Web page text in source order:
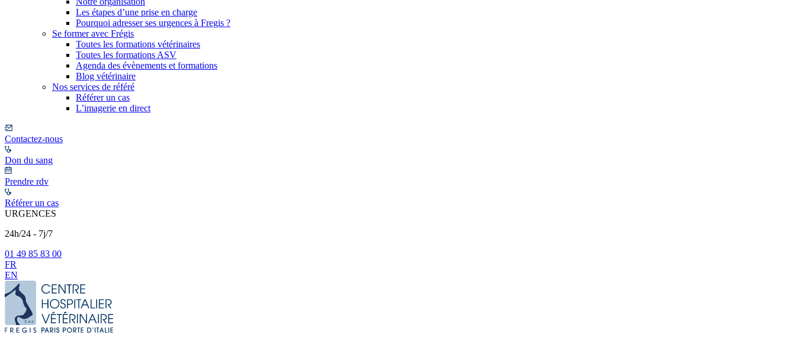
Les étapes d’une prise en charge
Pourquoi adresser ses urgences à Fregis ?
Se former avec Frégis
Toutes les formations vétérinaires
Toutes les formations ASV
Agenda des évènements et formations
Blog vétérinaire
Nos services de référé
Référer un cas
L’imagerie en direct
Contactez-nous
Don du sang
Prendre rdv
Référer un cas
URGENCES
24h/24 - 7j/7
01 49 85 83 00
FR
EN